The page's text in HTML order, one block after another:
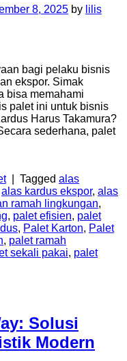
8, 2025 by lilis
bagi pelaku bisnis
ekspor. Simak
bisa memahami
palet ini untuk bisnis
Harus Takamura?
sederhana, palet
Tagged alas
alas kardus ekspor, alas
ramah lingkungan,
, palet efisien, palet
, Palet Karton, Palet
, palet ramah
sekali pakai, palet
Solusi
Modern